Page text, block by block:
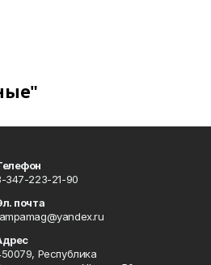
347-223-21-90
почта
Республика